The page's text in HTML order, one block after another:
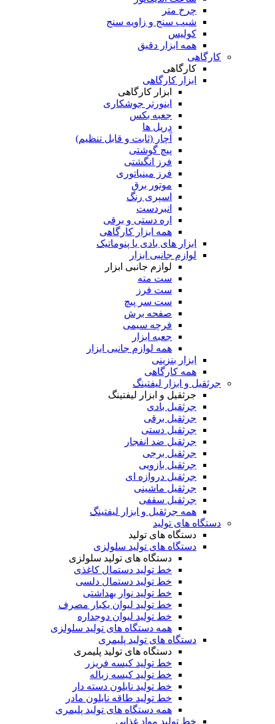
چرخ متر
شیب سنج و زاویه سنج
کولیس
همه ابزار دقیق
کارگاهی
کارگاهی
ابزار کارگاهی
ابزار کارگاهی
اینورتر جوشکاری
جعبه بکس
دریل ها
آچار (ثابت و قابل تنظیم)
پیچ گوشتی
فرز انگشتی
فرز مینیاتوری
موتور برق
اسپری رنگ
انبردست
اره دستی و برقی
همه ابزار کارگاهی
ابزار های بادی یا پنوماتیک
لوازم جانبی ابزار
لوازم جانبی ابزار
ست مته
ست فرز
ست سر پیچ
صفحه برش
فرچه سیمی
جعبه ابزار
همه لوازم جانبی ابزار
ابزار بنزینی
همه کارگاهی
جرثقیل و ابزار لیفتینگ
جرثقیل و ابزار لیفتینگ
جرثقیل بادی
جرثقیل برقی
جرثقیل دستی
جرثقیل ضد انفجار
جرثقیل برجی
جرثقیل بازویی
جرثقیل دروازه ای
جرثقیل ماشینی
جرثقیل سقفی
همه جرثقیل و ابزار لیفتینگ
دستگاه های تولید
دستگاه های تولید
دستگاه های تولید سلولزی
دستگاه های تولید سلولزی
خط تولید دستمال کاغذی
خط تولید دستمال دلسی
خط تولید نوار بهداشتی
خط تولید لیوان یکبار مصرف
خط تولید لیوان دوجداره
همه دستگاه های تولید سلولزی
دستگاه های تولید پلیمری
دستگاه های تولید پلیمری
خط تولید کیسه فریزر
خط تولید کیسه زباله
خط تولید نایلون دسته دار
خط تولید طاقه نایلون مادر
همه دستگاه های تولید پلیمری
خط تولید مواد غذایی